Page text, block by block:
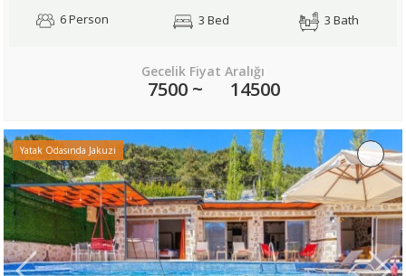
6 Person 3 Bed 3 Bath
Gecelik Fiyat Aralığı
7500 ~ 14500
Yatak Odasında Jakuzi